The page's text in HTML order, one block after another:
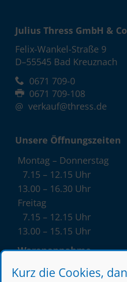
Kurz die Cookies,
Julius Thress GmbH &
Felix-Wankel-Straße 9
D–55545 Bad Kreuznach
0671 709-0
0671 709-108
@ verkauf@thress.de
Unsere Öffnungszeiten
Montag – Donnerstag
7.15 – 12.15 Uhr
13.00 – 16.30 Uhr
Freitag
7.15 – 12.15 Uhr
13.00 – 15.15 Uhr
Warenannahme
8.00 – 12.15 Uhr